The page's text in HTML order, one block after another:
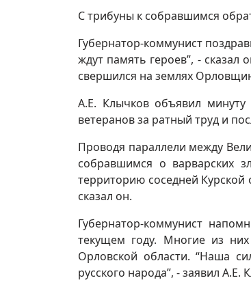
С трибуны к собравшимся
Губернатор-коммунист
ждут память героев”, -
свершился на землях
А.Е. Клычков объявил
ветеранов за ратный труд и
Проводя параллели между
собравшимся о варварских
территорию соседней
сказал он.
Губернатор-коммунист
текущем году. Многие из
Орловской области. “Наша
русского народа”, - заявил А.Е.